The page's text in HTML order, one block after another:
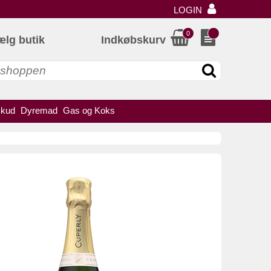
LOGIN
butik
Dyremad Gas og Koks
Indkøbskurv
0